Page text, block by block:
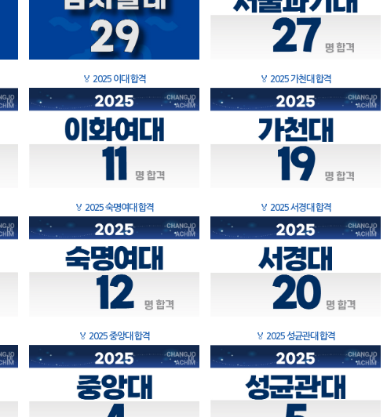
🏅 2025 이대 합격 🏅 2025 가천대 합격
🏅 2025 숙명여대 합격 🏅 2025 서경대 합격
🏅 2025 중앙대 합격 🏅 2025 성균관대 합격